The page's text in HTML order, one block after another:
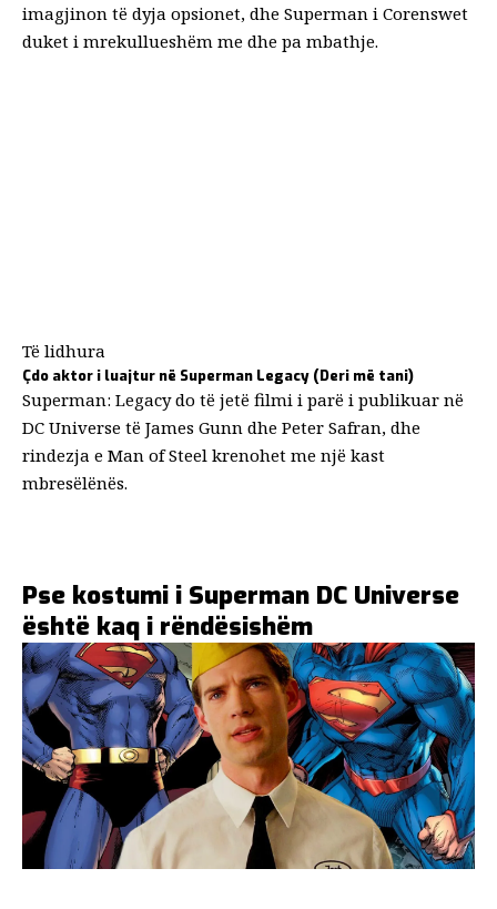
imagjinon të dyja opsionet, dhe Superman i Corenswet
duket i mrekullueshëm me dhe pa mbathje.
Të lidhura
Çdo aktor i luajtur në Superman Legacy (Deri më tani)
Superman: Legacy do të jetë filmi i parë i publikuar në
DC Universe të James Gunn dhe Peter Safran, dhe
rindezja e Man of Steel krenohet me një kast
mbresëlënës.
Pse kostumi i Superman DC Universe
është kaq i rëndësishëm